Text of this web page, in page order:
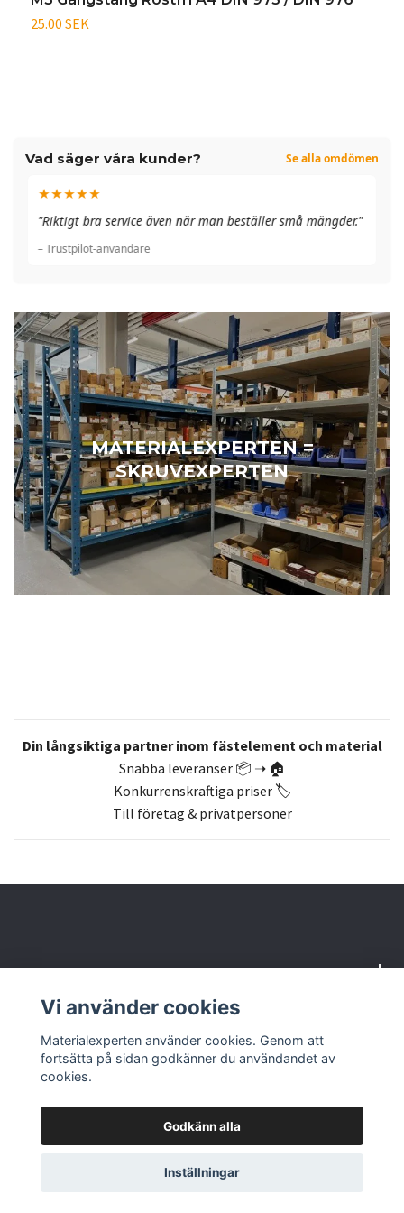
Vad säger våra kunder? Se alla omdömen
★★★★★
"Riktigt bra service även när man beställer små mängder."
– Trustpilot-användare
MATERIALEXPERTEN =
SKRUVEXPERTEN
Din långsiktiga partner inom fästelement och material
Snabba leveranser 📦 ➝ 🏠
Konkurrenskraftiga priser 🏷️
Till företag & privatpersoner
25.00 SEK
Om oss
© 2026 Materialexperten
Vi använder cookies
Materialexperten använder cookies. Genom att
fortsätta på sidan godkänner du användandet av
cookies.
Godkänn alla
Inställningar